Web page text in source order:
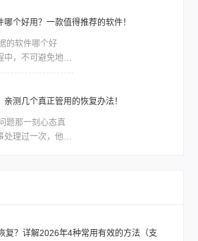
是难以估量的，因
数据恢复大师数
何利用工具恢复丢
个好用？一款值得推荐的软件！
中，不可避免地会
损坏的情况。无论
需要尽快找到一款
硬盘恢复软件让
何选择呢？本文将
测几个真正管用的恢复办法！
处理过一次，他那
东西捞回来大部
谱的几个方法都告
复？详解2026年4种常用有效的方法（支